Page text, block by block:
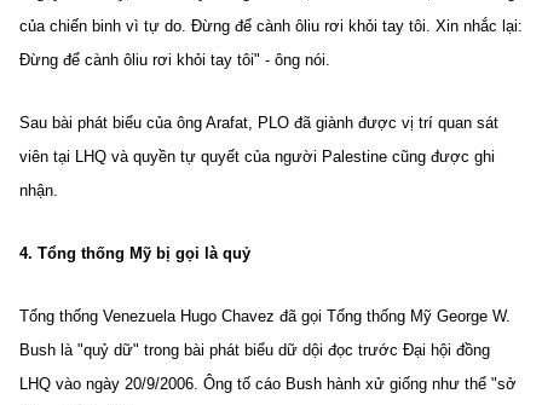
của chiến binh vì tự do. Đừng để cành ôliu rơi khỏi tay tôi. Xin nhắc lại:
Đừng để cành ôliu rơi khỏi tay tôi" - ông nói.
Sau bài phát biểu của ông Arafat, PLO đã giành được vị trí quan sát
viên tại LHQ và quyền tự quyết của người Palestine cũng được ghi
nhận.
4. Tổng thống Mỹ bị gọi là quỷ
Tổng thống Venezuela Hugo Chavez đã gọi Tổng thống Mỹ George W.
Bush là "quỷ dữ" trong bài phát biểu dữ dội đọc trước Đại hội đồng
LHQ vào ngày 20/9/2006. Ông tố cáo Bush hành xử giống như thể "sở